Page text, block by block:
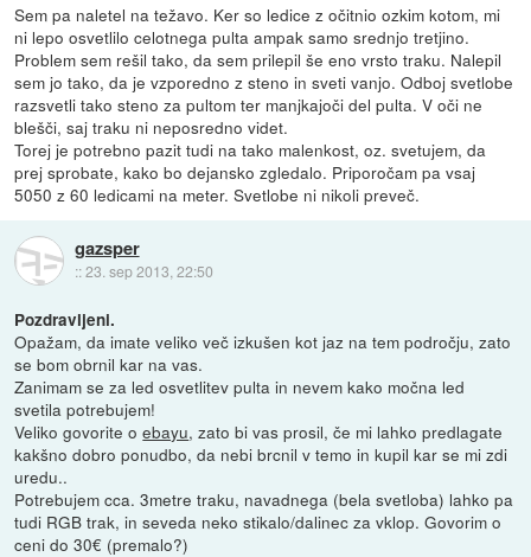
Sem pa naletel na težavo. Ker so ledice z očitnio ozkim kotom, mi
ni lepo osvetlilo celotnega pulta ampak samo srednjo tretjino.
Problem sem rešil tako, da sem prilepil še eno vrsto traku. Nalepil
sem jo tako, da je vzporedno z steno in sveti vanjo. Odboj svetlobe
razsvetli tako steno za pultom ter manjkajoči del pulta. V oči ne
blešči, saj traku ni neposredno videt.
Torej je potrebno pazit tudi na tako malenkost, oz. svetujem, da
prej sprobate, kako bo dejansko zgledalo. Priporočam pa vsaj
5050 z 60 ledicami na meter. Svetlobe ni nikoli preveč.
gazsper
::23. sep 2013, 22:50
Pozdravljeni.
Opažam, da imate veliko več izkušen kot jaz na tem področju, zato
se bom obrnil kar na vas.
Zanimam se za led osvetlitev pulta in nevem kako močna led
svetila potrebujem!
Veliko govorite oebayu, zato bi vas prosil, če mi lahko predlagate
kakšno dobro ponudbo, da nebi brcnil v temo in kupil kar se mi zdi
uredu..
Potrebujem cca. 3metre traku, navadnega (bela svetloba) lahko pa
tudi RGB trak, in seveda neko stikalo/dalinec za vklop. Govorim o
ceni do 30€ (premalo?)